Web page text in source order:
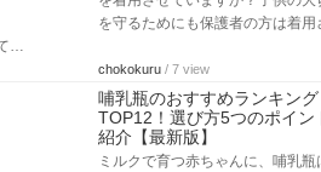
を守るためにも保護者の方は着用
…
chokokuru / 7 view
哺乳瓶のおすすめランキング
TOP12！選び方5つのポイン
紹介【最新版】
ミルクで育つ赤ちゃんに、哺乳瓶